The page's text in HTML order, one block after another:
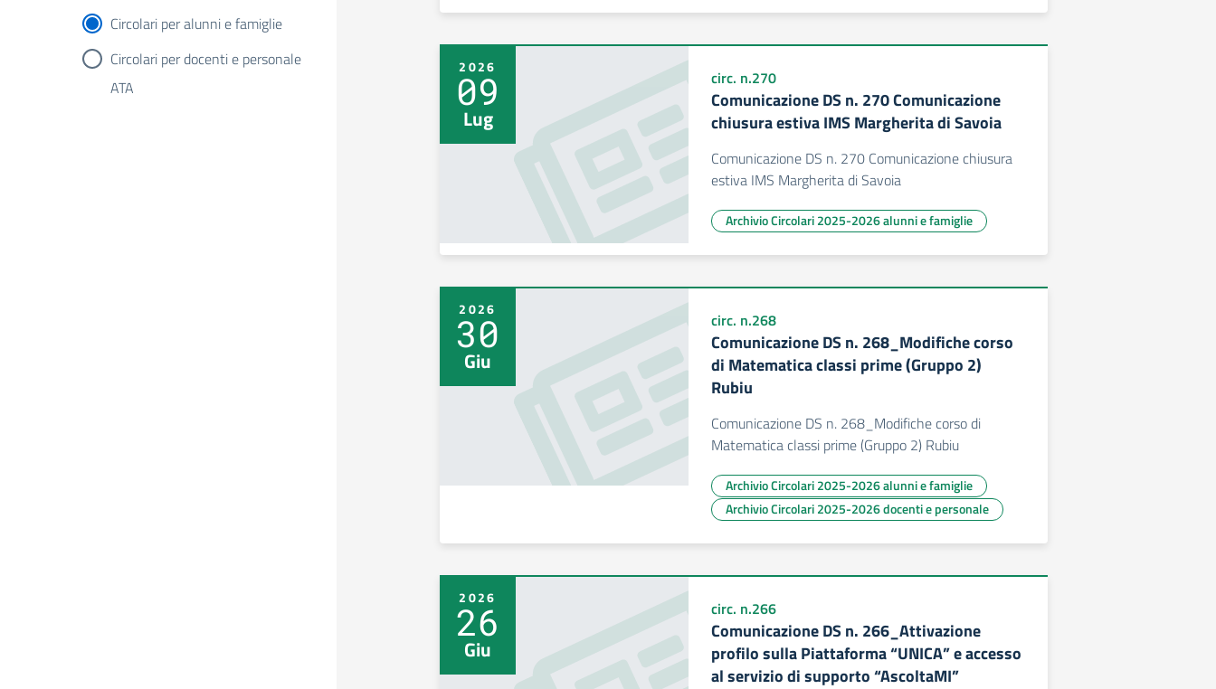
Circolari per alunni e famiglie
Circolari per docenti e personale
ATA
2026
09
Lug
circ. n.270
Comunicazione DS n. 270 Comunicazione
chiusura estiva IMS Margherita di Savoia
Comunicazione DS n. 270 Comunicazione chiusura
estiva IMS Margherita di Savoia
Archivio Circolari 2025-2026 alunni e famiglie
2026
30
Giu
circ. n.268
Comunicazione DS n. 268_Modifiche corso
di Matematica classi prime (Gruppo 2)
Rubiu
Comunicazione DS n. 268_Modifiche corso di
Matematica classi prime (Gruppo 2) Rubiu
Archivio Circolari 2025-2026 alunni e famiglie
Archivio Circolari 2025-2026 docenti e personale
2026
26
Giu
circ. n.266
Comunicazione DS n. 266_Attivazione
profilo sulla Piattaforma “UNICA” e accesso
al servizio di supporto “AscoltaMI”